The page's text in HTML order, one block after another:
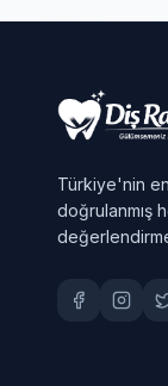
Türkiye'nin
doğrulanmış